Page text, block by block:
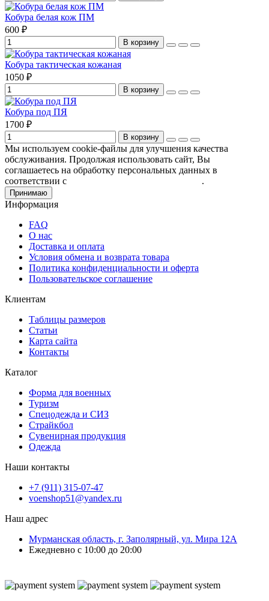
Кобура белая кож ПМ
600 ₽
В корзину
Кобура тактическая кожаная
1050 ₽
В корзину
Кобура под ПЯ
1700 ₽
В корзину
Мы используем cookie-файлы для улучшения качества
обслуживания. Продолжая использовать сайт, Вы
соглашаетесь на обработку персональных данных в
соответствии с
.
Принимаю
Информация
FAQ
О нас
Доставка и оплата
Условия обмена и возврата товара
Политика конфиденциальности и оферта
Пользовательское соглашение
Клиентам
Таблицы размеров
Статьи
Карта сайта
Контакты
Каталог
Форма для военных
Туризм
Спецодежда и СИЗ
Страйкбол
Сувенирная продукция
Одежда
Наши контакты
+7 (911) 315-07-47
voenshop51@yandex.ru
Наш адрес
Мурманская область, г. Заполярный, ул. Мира 12А
Ежедневно с 10:00 до 20:00